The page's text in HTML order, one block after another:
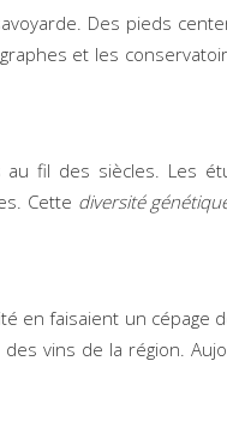
Des pieds
et les
fil des siècles. Les
Cette diversité
en faisaient un cépage
vins de la région.